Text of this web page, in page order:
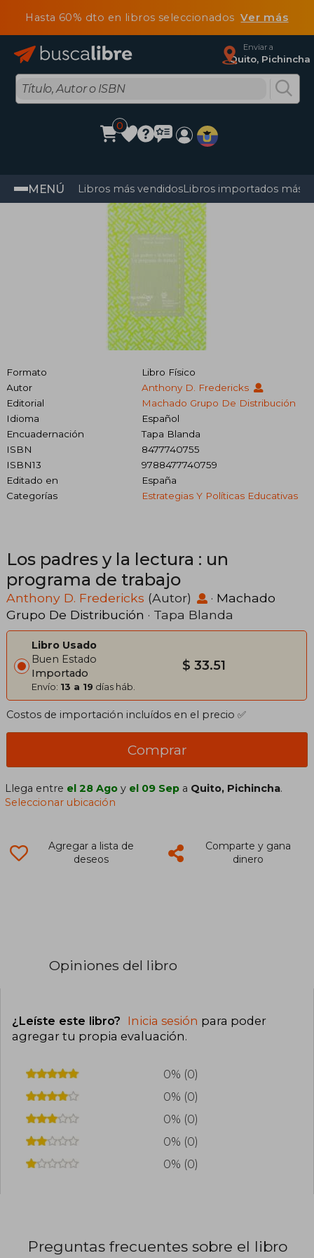
Hasta 60% dto en libros seleccionadosVer más
Enviar a
Quito, Pichincha
0
MENÚ Libros más vendidosLibros importados más
Formato
Libro Físico
Autor
Anthony D. Fredericks
Editorial
Machado Grupo De Distribución
Idioma
Español
Encuadernación
Tapa Blanda
ISBN
8477740755
ISBN13
9788477740759
Editado en
España
Categorías
Estrategias Y Políticas Educativas
Los padres y la lectura : un
programa de trabajo
Anthony D. Fredericks (Autor) · Machado
Grupo De Distribución · Tapa Blanda
Libro Usado
Buen Estado
Importado
Envío: 13 a 19 días háb.
$ 33.51
Costos de importación incluídos en el precio ✅
Comprar
Llega entre el 28 Ago y el 09 Sep a Quito, Pichincha.
Seleccionar ubicación
Agregar a lista de
deseos
Comparte y gana
dinero
Opiniones del libro
¿Leíste este libro? Inicia sesión para poder
agregar tu propia evaluación.
0% (0)
0% (0)
0% (0)
0% (0)
0% (0)
Preguntas frecuentes sobre el libro